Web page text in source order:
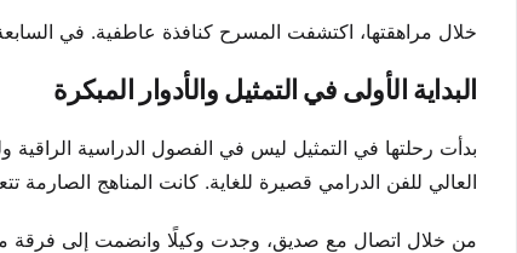
خلال مراهقتها، اكتشفت المسرح كنافذة عاطفية. في
البداية الأولى في التمثيل والأدوار المبكرة
بدأت رحلتها في التمثيل ليس في الفصول الدراسية
العالي للفن الدرامي قصيرة للغاية. كانت المناهج الصارمة
من خلال اتصال مع صديق، وجدت وكيلًا وانضمت إلى فرقة